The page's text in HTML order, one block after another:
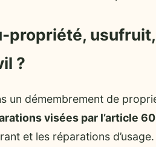
propriété,
?
un démembrement de
visées par l’article
et les réparations